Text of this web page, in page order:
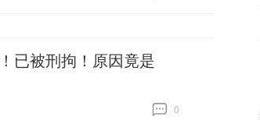
已被刑拘！原因竟是
0